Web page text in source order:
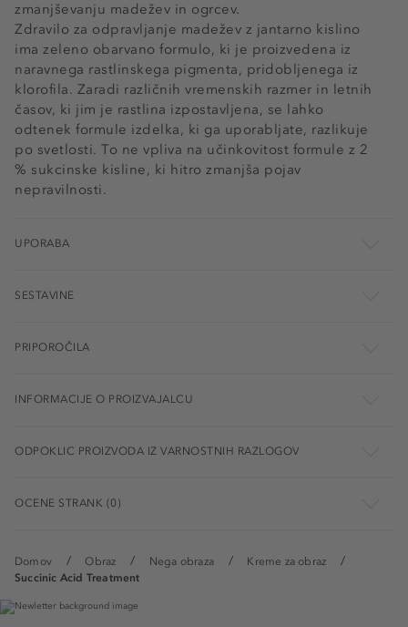
Domov Obraz Nega obraza
Kreme za obraz
Succinic Acid Treatment
zmanjševanju madežev in ogrcev.
Zdravilo za odpravljanje madežev z jantarno kislino
ima zeleno obarvano formulo, ki je proizvedena iz
naravnega rastlinskega pigmenta, pridobljenega iz
klorofila. Zaradi različnih vremenskih razmer in letnih
časov, ki jim je rastlina izpostavljena, se lahko
odtenek formule izdelka, ki ga uporabljate, razlikuje
po svetlosti. To ne vpliva na učinkovitost formule z 2
% sukcinske kisline, ki hitro zmanjša pojav
nepravilnosti.
UPORABA
SESTAVINE
PRIPOROČILA
INFORMACIJE O PROIZVAJALCU
ODPOKLIC PROIZVODA IZ VARNOSTNIH RAZLOGOV
OCENE STRANK (0)